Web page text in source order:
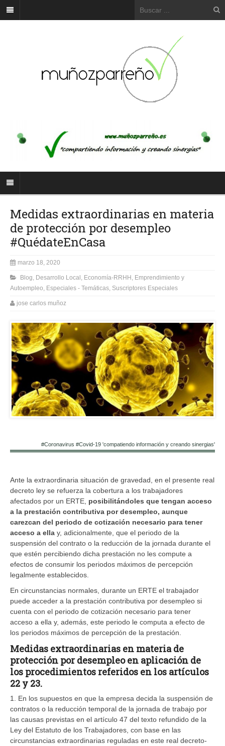
Medidas extraordinarias en materia
de protección por desempleo
#QuédateEnCasa
marzo 18, 2020
Blog Desarrollo Local Economía-RRHH Emprendimiento y
Autoempleo Especiales - Temáticas Suscriptores Especiales
jose carlos muñoz
#Coronavirus #Covid-19 'compatiendo información y creando sinergias'
Ante la extraordinaria situación de gravedad, en el presente real
decreto ley se refuerza la cobertura a los trabajadores
afectados por un ERTE, posibilitándoles que tengan acceso
a la prestación contributiva por desempleo, aunque
carezcan del periodo de cotización necesario para tener
acceso a ella y, adicionalmente, que el periodo de la
suspensión del contrato o la reducción de la jornada durante el
que estén percibiendo dicha prestación no les compute a
efectos de consumir los periodos máximos de percepción
legalmente establecidos.
En circunstancias normales, durante un ERTE el trabajador
puede acceder a la prestación contributiva por desempleo si
cuenta con el periodo de cotización necesario para tener
acceso a ella y, además, este periodo le computa a efecto de
los periodos máximos de percepción de la prestación.
Medidas extraordinarias en materia de
protección por desempleo en aplicación de
los procedimientos referidos en los artículos
22 y 23.
1. En los supuestos en que la empresa decida la suspensión de
contratos o la reducción temporal de la jornada de trabajo por
las causas previstas en el artículo 47 del texto refundido de la
Ley del Estatuto de los Trabajadores, con base en las
circunstancias extraordinarias reguladas en este real decreto-